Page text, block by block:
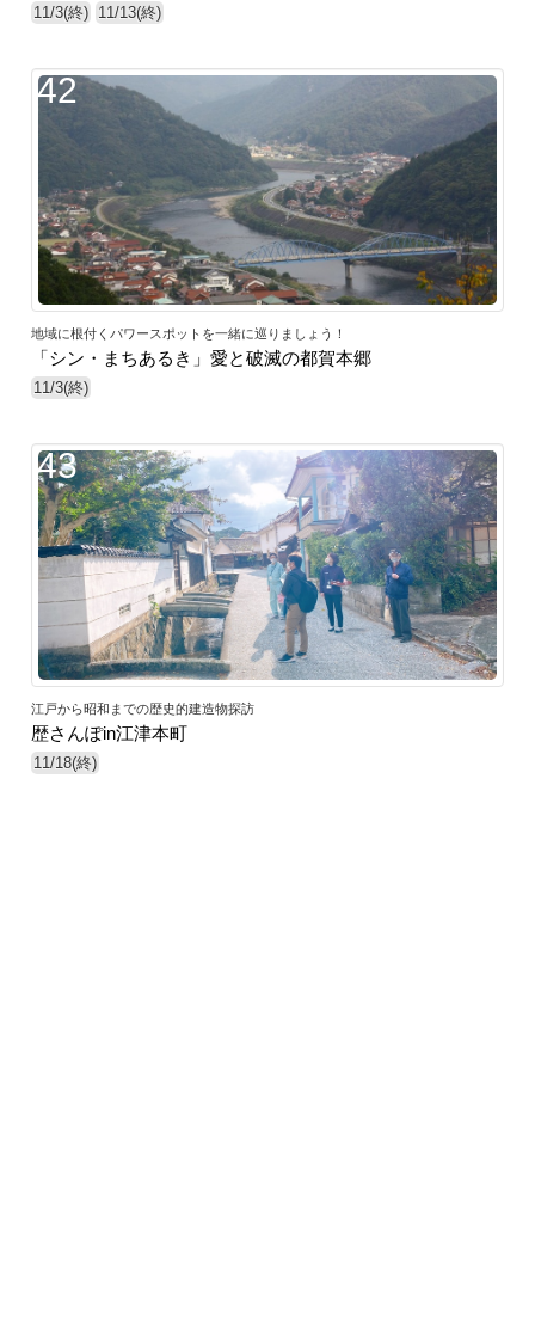
11/3(終) 11/13(終)
42
地域に根付くパワースポットを一緒に巡りましょう！
「シン・まちあるき」愛と破滅の都賀本郷
11/3(終)
43
江戸から昭和までの歴史的建造物探訪
歴さんぽin江津本町
11/18(終)